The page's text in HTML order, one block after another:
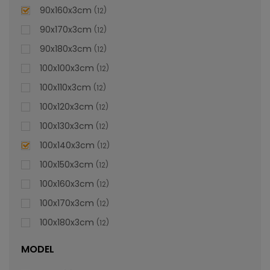
996,47
90x160x3cm 12
90x170x3cm 12
90x180x3cm 12
100x100x3cm 12
100x110x3cm 12
100x120x3cm 12
100x130x3cm 12
100x140x3cm 12
100x150x3cm 12
100x160x3cm 12
100x170x3cm 12
100x180x3cm 12
MODEL